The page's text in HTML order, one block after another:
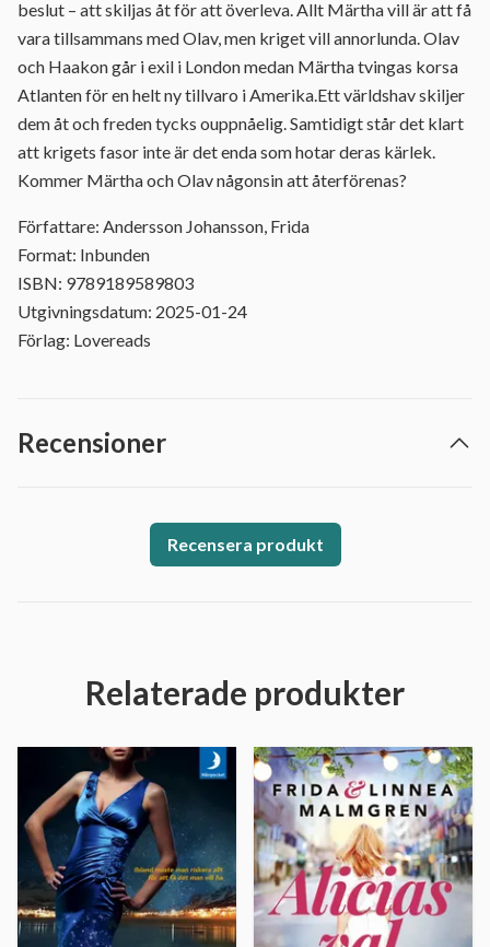
beslut – att skiljas åt för att överleva. Allt Märtha vill är att få
vara tillsammans med Olav, men kriget vill annorlunda. Olav
och Haakon går i exil i London medan Märtha tvingas korsa
Atlanten för en helt ny tillvaro i Amerika.Ett världshav skiljer
dem åt och freden tycks ouppnåelig. Samtidigt står det klart
att krigets fasor inte är det enda som hotar deras kärlek.
Kommer Märtha och Olav någonsin att återförenas?
Författare: Andersson Johansson, Frida
Format: Inbunden
ISBN: 9789189589803
Utgivningsdatum: 2025-01-24
Förlag: Lovereads
Recensioner
Recensera produkt
Relaterade produkter